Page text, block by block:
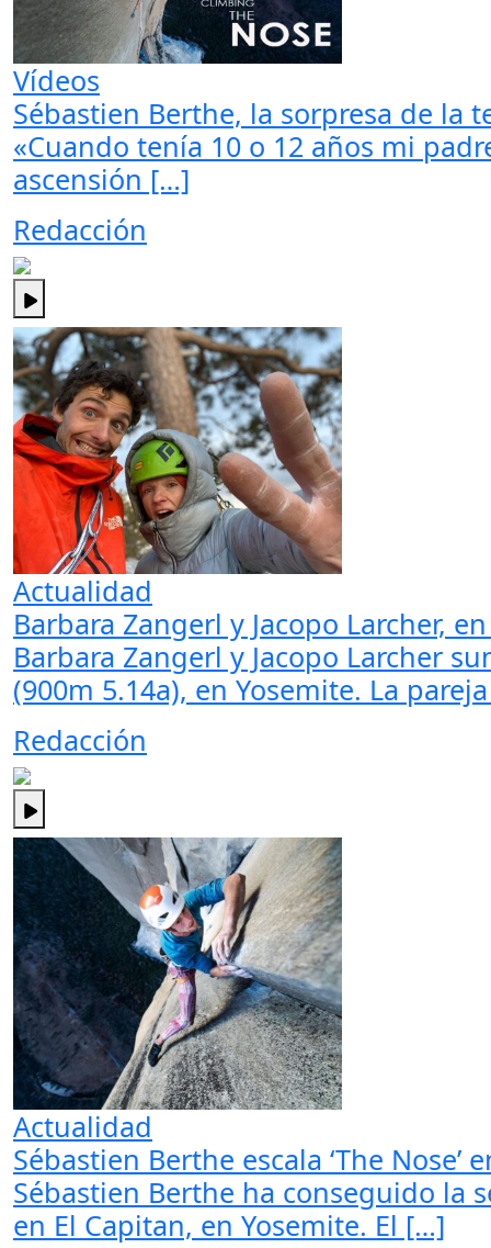
Vídeos
Sébastien Berthe, la sorpresa de la
«Cuando tenía 10 o 12 años mi
ascensión […]
Redacción
Actualidad
Barbara Zangerl y Jacopo Larcher, en
Barbara Zangerl y Jacopo Larcher
(900m 5.14a), en Yosemite. La
Redacción
Actualidad
Sébastien Berthe escala ‘The Nose’
Sébastien Berthe ha conseguido la
en El Capitan, en Yosemite. El […]